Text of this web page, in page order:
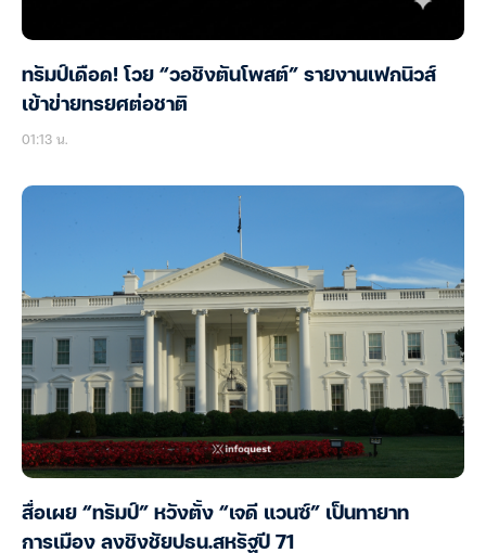
ทรัมป์เดือด! โวย “วอชิงตันโพสต์” รายงานเฟกนิวส์
เข้าข่ายทรยศต่อชาติ
01:13 น.
สื่อเผย “ทรัมป์” หวังตั้ง “เจดี แวนซ์” เป็นทายาท
การเมือง ลงชิงชัยปธน.สหรัฐปี 71